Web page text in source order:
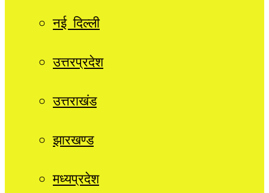
नई दिल्ली
उत्तरप्रदेश
उत्तराखंड
झारखण्ड
मध्यप्रदेश